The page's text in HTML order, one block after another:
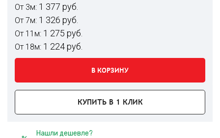
От 3м: 1 377 руб.
От 7м: 1 326 руб.
От 11м: 1 275 руб.
От 18м: 1 224 руб.
В КОРЗИНУ
КУПИТЬ В 1 КЛИК
Нашли дешевле?